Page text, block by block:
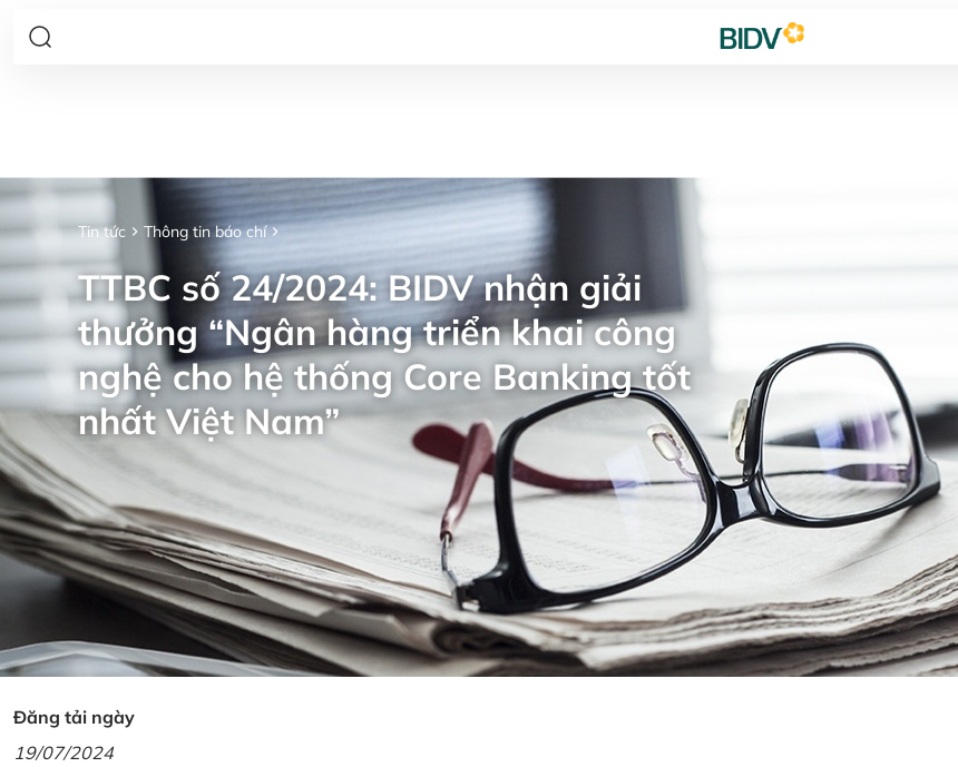
Tin tức Thông tin báo chí
TTBC số 24/2024: BIDV nhận giải
thưởng “Ngân hàng triển khai công
nghệ cho hệ thống Core Banking tốt
nhất Việt Nam”
Đăng tải ngày
19/07/2024